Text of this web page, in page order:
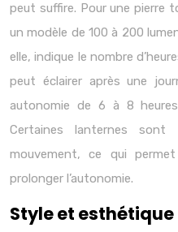
peut suffire. Pour une pierre
un modèle de 100 à 200
elle, indique le nombre
peut éclairer après une
autonomie de 6 à 8
Certaines lanternes sont
mouvement, ce qui permet
prolonger l’autonomie.
Style et esthétique